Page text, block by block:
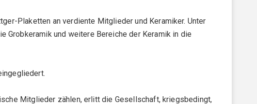
Plaketten an verdiente Mitglieder und Keramiker. Unter
Grobkeramik und weitere Bereiche der Keramik in die
Mitglieder zählen, erlitt die Gesellschaft, kriegsbedingt,